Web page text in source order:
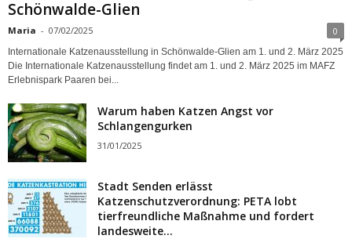
Schönwalde-Glien
Maria - 07/02/2025 0
Internationale Katzenausstellung in Schönwalde-Glien am 1. und 2. März 2025
Die Internationale Katzenausstellung findet am 1. und 2. März 2025 im MAFZ
Erlebnispark Paaren bei...
Warum haben Katzen Angst vor
Schlangengurken
31/01/2025
Stadt Senden erlässt
Katzenschutzverordnung: PETA lobt
tierfreundliche Maßnahme und fordert
landesweite...